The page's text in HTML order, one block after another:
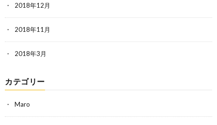
2018年12月
2018年11月
2018年3月
カテゴリー
Maro